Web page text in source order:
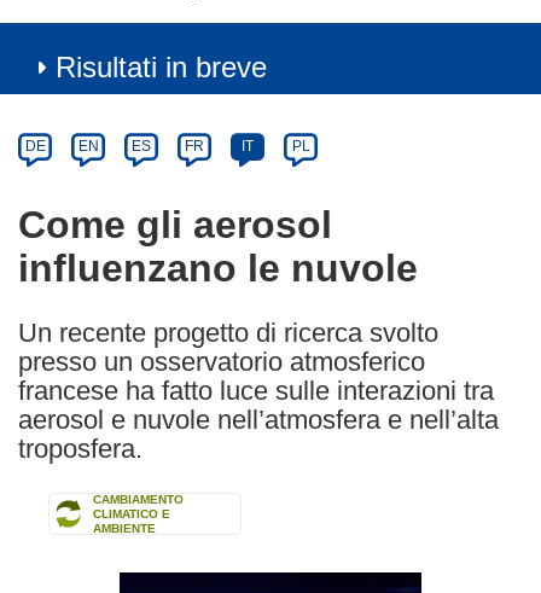
Risultati in breve
Category
Article
available
the
following
languages:
DE EN ES FR IT PL
Come gli aerosol
influenzano le nuvole
Un recente progetto di ricerca svolto
presso un osservatorio atmosferico
francese ha fatto luce sulle interazioni tra
aerosol e nuvole nell’atmosfera e nell’alta
troposfera.
CAMBIAMENTO
CLIMATICO E
AMBIENTE